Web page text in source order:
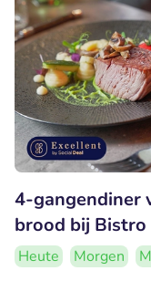
4-gangendiner
brood bij Bistro
Heute Morgen